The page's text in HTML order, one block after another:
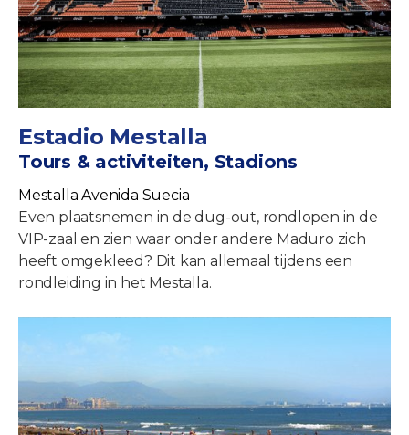
Estadio Mestalla
Tours & activiteiten, Stadions
Mestalla Avenida Suecia
Even plaatsnemen in de dug-out, rondlopen in de
VIP-zaal en zien waar onder andere Maduro zich
heeft omgekleed? Dit kan allemaal tijdens een
rondleiding in het Mestalla.